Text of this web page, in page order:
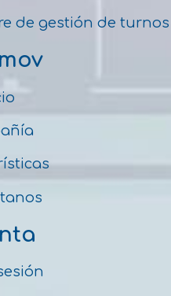
de gestión de turnos